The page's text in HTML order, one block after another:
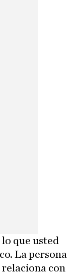
que usted
La persona
relaciona con